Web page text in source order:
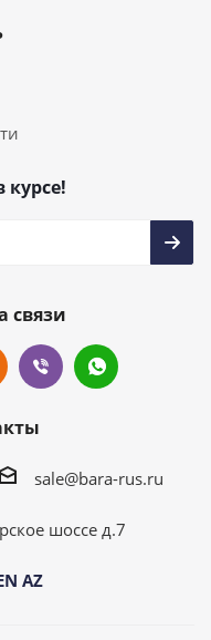
курсе!
связи
sale@bara-rus.ru
шоссе д.7
AZ